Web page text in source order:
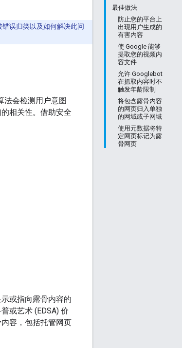
最佳做法
防止您的平台上
出现用户生成的
有害内容
使 Google 能够
提取您的视频内
容文件
允许 Googlebot
在抓取内容时不
触发年龄限制
将包含露骨内容
的网页归入单独
的网域或子网域
使用元数据将特
定网页标记为露
骨网页
错误归类以及如何解决此问
法会检测用户意图
相关性。借助安全
或指向露骨内容的
或艺术 (EDSA) 价
容，包括托管网页